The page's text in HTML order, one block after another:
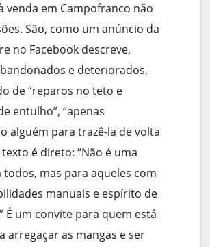
venda em Campofranco não
São, como um anúncio da
no Facebook descreve,
e deteriorados,
de “reparos no teto e
entulho”, “apenas
alguém para trazê-la de volta
texto é direto: “Não é uma
todos, mas para aqueles com
manuais e espírito de
É um convite para quem está
arregaçar as mangas e ser